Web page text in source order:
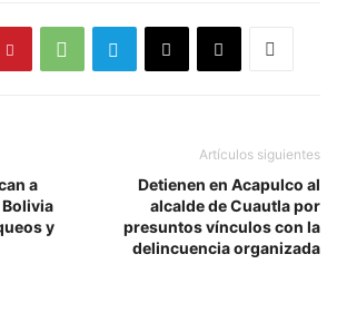
a
y
Artículos siguientes
Detienen en Acapulco al
alcalde de Cuautla por
presuntos vínculos con la
delincuencia organizada